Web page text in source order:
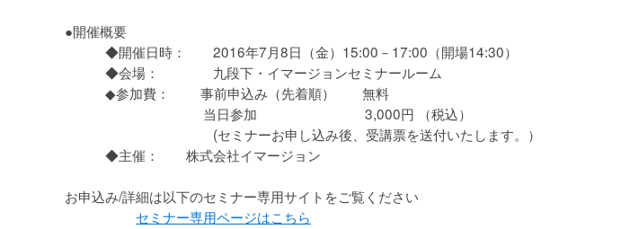
●開催概要
◆開催日時： 2016年7月8日（金）15:00－17:00（開場14:30）
◆会場： 九段下・イマージョンセミナールーム
◆参加費： 事前申込み（先着順） 無料
当日参加 3,000円 （税込）
(セミナーお申し込み後、受講票を送付いたします。）
◆主催： 株式会社イマージョン
お申込み/詳細は以下のセミナー専用サイトをご覧ください
セミナー専用ページはこちら